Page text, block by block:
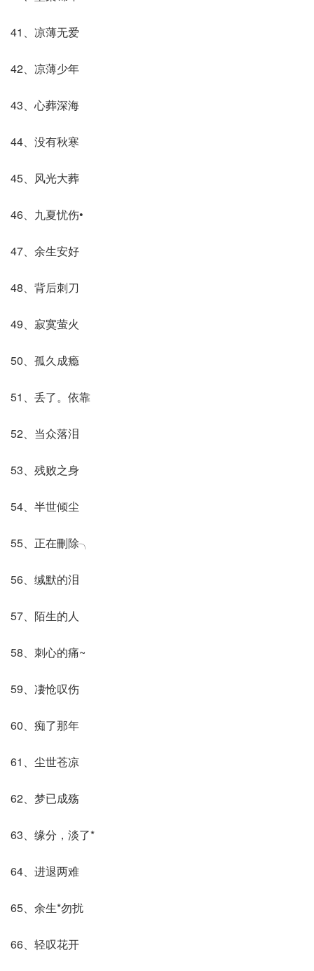
41、凉薄无爱
42、凉薄少年
43、心葬深海
44、没有秋寒
45、风光大葬
46、九夏忧伤•
47、余生安好
48、背后刺刀
49、寂寞萤火
50、孤久成瘾
51、丢了。依靠
52、当众落泪
53、残败之身
54、半世倾尘
55、正在刪除╮
56、缄默的泪
57、陌生的人
58、刺心的痛~
59、凄怆叹伤
60、痴了那年
61、尘世苍凉
62、梦已成殇
63、缘分，淡了*
64、进退两难
65、余生*勿扰
66、轻叹花开